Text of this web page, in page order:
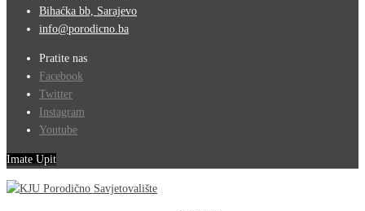
Bihaćka bb, Sarajevo
info@porodicno.ba
Pratite nas
Facebook
Twitter
Instagram
Youtube
Imate Upit